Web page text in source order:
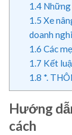
1.4Những
1.5 Xe
doanh
1.6 Các
1.7 Kết
1.8 *.
Hướng
cách